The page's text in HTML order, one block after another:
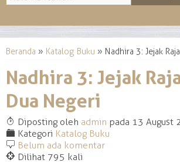
Beranda » Katalog Buku » Nadhira 3: Jejak
Nadhira 3: Jejak
Dua Negeri
T Diposting oleh admin pada 13 August
F Kategori Katalog Buku
b Belum ada komentar
@ Dilihat 795 kali